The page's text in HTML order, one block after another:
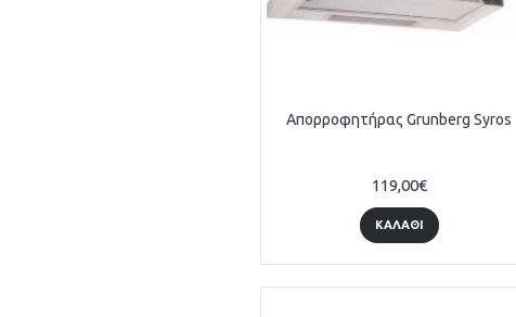
Απορροφητήρας Grunberg Syros
119,00€
ΚΑΛΆΘΙ